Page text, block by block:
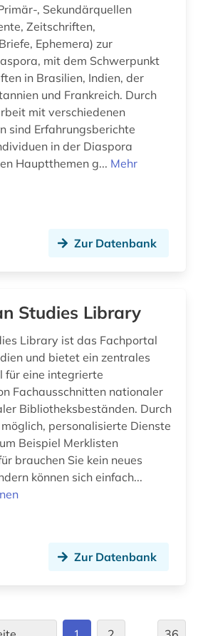
extremismusforschung (1)
familie und sozialwesen (1)
familiengeschichte (2)
familiensoziologie (2)
(23)
fid asien crossasia (1)
fid nordeuropa (1)
fid ost-, ostmittel- und südosteuropa (1)
fid sozial- und kulturanthropologie (1)
, Sekundärquellen
Zeitschriften,
Ephemera) zur
mit dem Schwerpunkt
in Brasilien, Indien, der
und Frankreich. Durch
mit verschiedenen
sind Erfahrungsberichte
in der Diaspora
Hauptthemen g... Mehr
Zur Datenbank
Studies Library
Library ist das Fachportal
und bietet ein zentrales
für eine integrierte
Fachausschnitten nationaler
Bibliotheksbeständen. Durch
personalisierte Dienste
Beispiel Merklisten
brauchen Sie kein neues
können sich einfach...
Zur Datenbank